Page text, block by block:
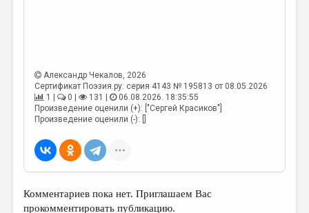
Александр Чекалов, 2026
Сертификат Поэзия.ру: серия 4143 № 195813 от 08.05.2026
1 |
0 | 131 |
06.08.2026. 18:35:55
Произведение оценили (+): ["Сергей Красиков"]
Произведение оценили (-): []
Комментариев пока нет. Приглашаем Вас
прокомментировать публикацию.